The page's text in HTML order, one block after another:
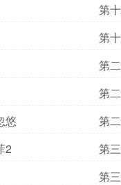
第
第
第
第
悠
第
2
第
第